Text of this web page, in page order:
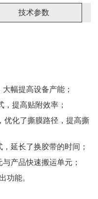
技术参数
幅提高设备产能；
，提高贴附效率；
优化了撕膜路径，提高撕
延长了换胶带的时间；
产品快速搬运单元；
功能。